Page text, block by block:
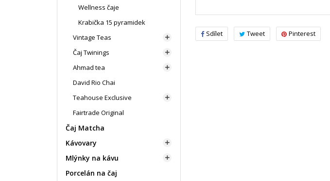
Wellness čaje
Krabička 15 pyramidek
Vintage Teas

Čaj Twinings 
Ahmad tea 
David Rio Chai
Teahouse Exclusive

Fairtrade Original
Čaj Matcha
Kávovary

Mlýnky na kávu 
Porcelán na čaj
Sdílet Tweet Pinterest